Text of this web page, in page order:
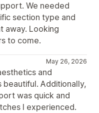
We needed
section type and
away. Looking
to come.
May 26, 2026
and
beautiful. Additionally,
was quick and
I experienced.